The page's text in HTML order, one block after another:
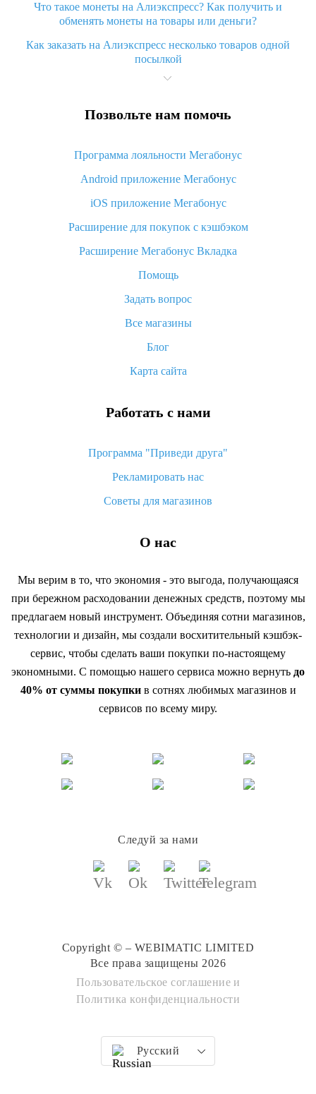
Что такое монеты на Алиэкспресс? Как получить и
обменять монеты на товары или деньги?
Как заказать на Алиэкспресс несколько товаров одной
посылкой
Что значит статус «Заказ закрыт» на Алиэкспресс и что
Что делать, если Алиэкспресс просит ввести паспортные
Как узнать, куда пришла посылка с Алиэкспресс
Вы отменили заказ на Алиэкспресс, когда вернут деньги?
Что такое баллы на Алиэкспресс, как их получить и
«AliExpress Standard Shipping»: что это за метод доставки и
как его отслеживать
Как покупать оптом на Алиэкспресс
Что делать, если не пришел товар с Алиэкспресс
возврата денег
Позвольте нам помочь
Программа лояльности Мегабонус
Android приложение Мегабонус
iOS приложение Мегабонус
Расширение для покупок с кэшбэком
Расширение Мегабонус Вкладка
Помощь
Задать вопрос
Все магазины
Блог
Карта сайта
Работать с нами
Программа "Приведи друга"
Рекламировать нас
Советы для магазинов
О нас
Мы верим в то, что экономия - это выгода, получающаяся
при бережном расходовании денежных средств, поэтому мы
предлагаем новый инструмент. Объединяя сотни магазинов,
технологии и дизайн, мы создали восхитительный кэшбэк-
сервис, чтобы сделать ваши покупки по-настоящему
экономными. С помощью нашего сервиса можно вернуть до
40% от суммы покупкив сотнях любимых магазинов и
сервисов по всему миру.
Следуй за нами
Copyright © – WEBIMATIC LIMITED
Все права защищены 2026
Пользовательское соглашение и
Политика конфиденциальности
Русский